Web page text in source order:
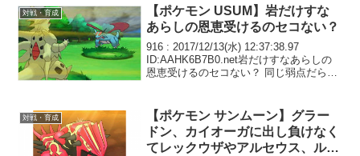
対戦・育成
【ポケモン USUM】岩だけすな
あらしの恩恵受けるのセコない？
916 : 2017/12/13(水) 12:37:38.97
ID:AAHK6B7B0.net岩だけすなあらしの
恩恵受けるのセコない？ 同じ弱点だらけ
対戦・育成
【ポケモン サンムーン】グラー
ドン、カイオーガに出し負けなく
てレックウザやアルセウス、ルギ